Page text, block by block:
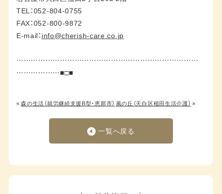
TEL：052-804-0755
FAX：052-800-9872
E-mail： info@cherish-care.co.jp
…………………………………………………………………
………………■□■
«森の生活（就労継続支援B型・恵那市） 風の丘（天白区植田生活介護） »
一覧へ戻る